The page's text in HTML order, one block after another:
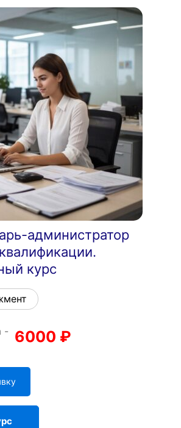
администратор
курс
- 6000 ₽